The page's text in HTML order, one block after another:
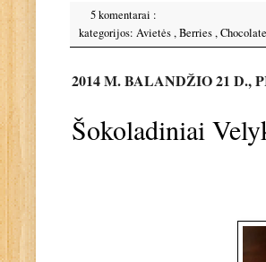
5 komentarai :
kategorijos: Avietės,Berries,Chocolate
2014 M. BALANDŽIO 21 D.,
Šokoladiniai